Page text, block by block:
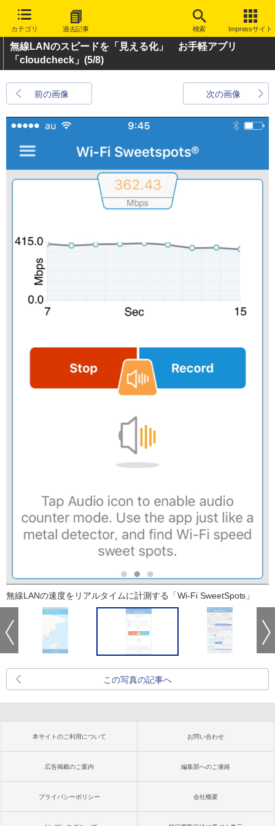
カテゴリ 過去記事 検索 Impressサイト
無線LANのスピードを「見える化」 お手軽アプリ
「cloudcheck」 (5/8)
前の画像 次の画像
無線LANの速度をリアルタイムに計測する「Wi-Fi SweetSpots」
この写真の記事へ
本サイトのご利用について お問い合わせ
広告掲載のご案内 編集部へのご連絡
プライバシーポリシー 会社概要